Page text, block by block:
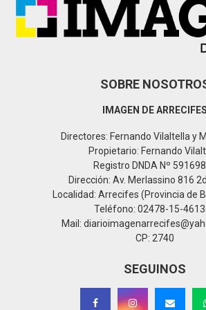
SOBRE
IMAGEN DE ARRECIFES
Directores: Fernando Vilaltella y
Propietario: Fernando
Registro DNDA Nº
Dirección: Av. Merlassino 816
Localidad: Arrecifes (Provincia de
Teléfono: 02478-15-
Mail:
CP: 2740
SEGUINOS